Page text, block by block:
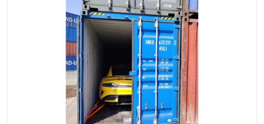
中俄铁路班列 中欧班列进口红酒啤酒
蓉欧班列进口机械设备 马来西亚物流
铁路出口拼箱/整柜
中俄班列莫斯科